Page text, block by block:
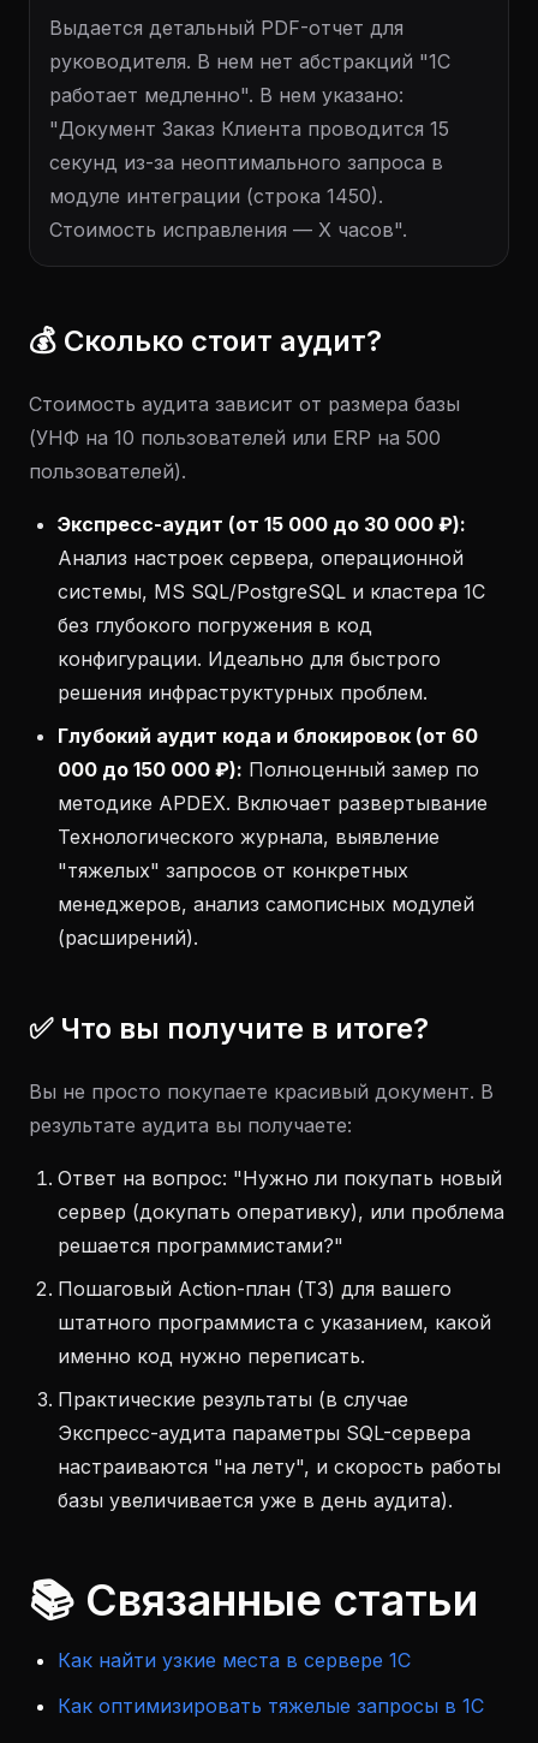
Выдается детальный PDF-отчет для
руководителя. В нем нет абстракций "1С
работает медленно". В нем указано:
"Документ Заказ Клиента проводится 15
секунд из-за неоптимального запроса в
модуле интеграции (строка 1450).
Стоимость исправления — X часов".
💰 Сколько стоит аудит?
Стоимость аудита зависит от размера базы
(УНФ на 10 пользователей или ERP на 500
пользователей).
Экспресс-аудит (от 15 000 до 30 000 ₽):
Анализ настроек сервера, операционной
системы, MS SQL/PostgreSQL и кластера 1С
без глубокого погружения в код
конфигурации. Идеально для быстрого
решения инфраструктурных проблем.
Глубокий аудит кода и блокировок (от 60
000 до 150 000 ₽): Полноценный замер по
методике APDEX. Включает развертывание
Технологического журнала, выявление
"тяжелых" запросов от конкретных
менеджеров, анализ самописных модулей
(расширений).
✅ Что вы получите в итоге?
Вы не просто покупаете красивый документ. В
результате аудита вы получаете:
Ответ на вопрос: "Нужно ли покупать новый
сервер (докупать оперативку), или проблема
решается программистами?"
Пошаговый Action-план (ТЗ) для вашего
штатного программиста с указанием, какой
именно код нужно переписать.
Практические результаты (в случае
Экспресс-аудита параметры SQL-сервера
настраиваются "на лету", и скорость работы
базы увеличивается уже в день аудита).
📚 Связанные статьи
Как найти узкие места в сервере 1С
Как оптимизировать тяжелые запросы в 1С